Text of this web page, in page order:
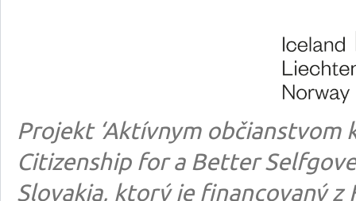
Projekt ‘Aktívnym občianstvom
Citizenship for a Better
Slovakia, ktorý je financovaný z